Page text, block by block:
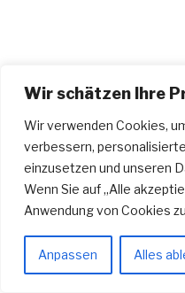
Wir schätzen Ihre
Wir verwenden Cookies,
verbessern,
einzusetzen und unseren
Wenn Sie auf „Alle
Anwendung von Cookies
Anpassen Alles